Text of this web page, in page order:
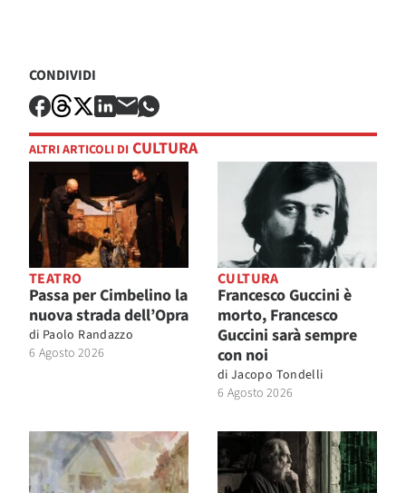
CONDIVIDI
ALTRI ARTICOLI DI CULTURA
TEATRO
Passa per Cimbelino la
nuova strada dell’Opra
di Paolo Randazzo
6 Agosto 2026
CULTURA
Francesco Guccini è
morto, Francesco
Guccini sarà sempre
con noi
di Jacopo Tondelli
6 Agosto 2026